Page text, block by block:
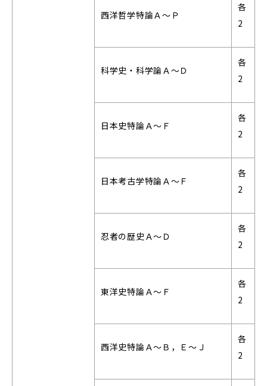
西洋哲学特論Ａ～Ｐ
各
2
科学史・科学論Ａ～Ｄ
各
2
日本史特論Ａ～Ｆ
各
2
日本考古学特論Ａ～Ｆ
各
2
忍者の歴史Ａ～Ｄ
各
2
東洋史特論Ａ～Ｆ
各
2
西洋史特論Ａ～Ｂ，Ｅ～Ｊ
各
2